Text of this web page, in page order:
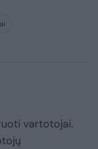
vartotojai.